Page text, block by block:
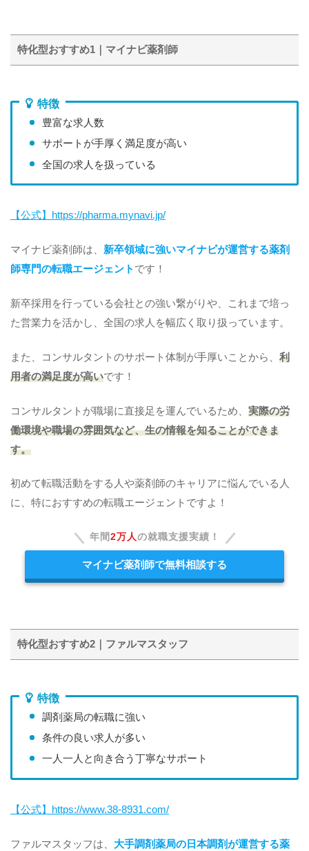
特化型おすすめ1｜マイナビ薬剤師
特徴
豊富な求人数
サポートが手厚く満足度が高い
全国の求人を扱っている
【公式】https://pharma.mynavi.jp/
マイナビ薬剤師は、 新卒領域に強いマイナビが運営する薬剤
師専門の転職エージェント です！
新卒採用を行っている会社との強い繋がりや、これまで培っ
た営業力を活かし、全国の求人を幅広く取り扱っています。
また、コンサルタントのサポート体制が手厚いことから、 利
用者の満足度が高いです！
コンサルタントが職場に直接足を運んでいるため、 実際の労
働環境や職場の雰囲気など、生の情報を知ることができま
す。
初めて転職活動をする人や薬剤師のキャリアに悩んでいる人
に、特におすすめの転職エージェントですよ！
年間 2万人の就職支援実績！
マイナビ薬剤師で無料相談する
特化型おすすめ2｜ファルマスタッフ
特徴
調剤薬局の転職に強い
条件の良い求人が多い
一人一人と向き合う丁寧なサポート
【公式】https://www.38-8931.com/
ファルマスタッフは、 大手調剤薬局の日本調剤が運営する薬